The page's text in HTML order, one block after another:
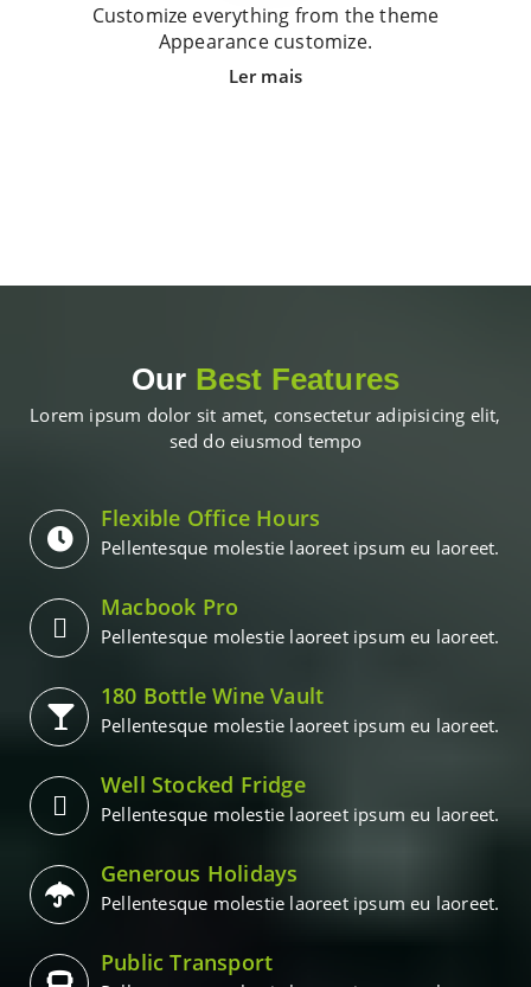
Customize everything from the theme
Appearance customize.
Ler mais
Our Best Features
Lorem ipsum dolor sit amet, consectetur adipisicing elit,
sed do eiusmod tempo
Flexible Office Hours
Pellentesque molestie laoreet ipsum eu laoreet.
Macbook Pro
Pellentesque molestie laoreet ipsum eu laoreet.
180 Bottle Wine Vault
Pellentesque molestie laoreet ipsum eu laoreet.
Well Stocked Fridge
Pellentesque molestie laoreet ipsum eu laoreet.
Generous Holidays
Pellentesque molestie laoreet ipsum eu laoreet.
Public Transport